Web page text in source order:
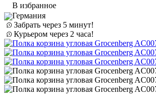
В избранное
Германия
Забрать через 5 минут!
Курьером через 2 часа!